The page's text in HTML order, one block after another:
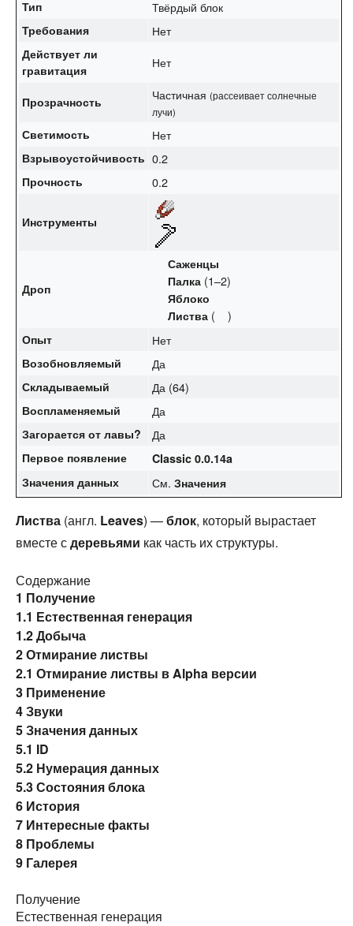
Тип Твёрдый блок
Требования Нет
Действует ли
гравитация
Нет
Прозрачность Частичная (рассеивает солнечные
лучи)
Светимость Нет
Взрывоустойчивость 0.2
Прочность 0.2
Инструменты
Дроп
Саженцы
Палка (1–2)
Яблоко
Листва ( )
Опыт Нет
Возобновляемый Да
Складываемый Да (64)
Воспламеняемый Да
Загорается от лавы? Да
Первое появление
Classic 0.0.14a
Значения данных
См. Значения
Листва (англ. Leaves) —блок, который вырастает
вместе сдеревьями как часть их структуры.
Содержание
1 Получение
1.1 Естественная генерация
1.2Добыча
2Отмирание листвы
2.1 Отмирание листвы в Alpha версии
3 Применение
4Звуки
5Значения данных
5.1 ID
5.2 Нумерация данных
5.3Состояния блока
6 История
7 Интересные факты
8 Проблемы
9 Галерея
Получение
Естественная генерация